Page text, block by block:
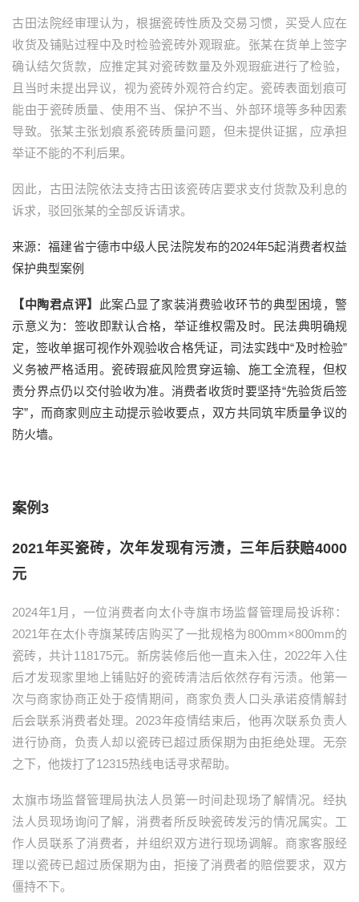
古田法院经审理认为，根据瓷砖性质及交易习惯，买受人应在
收货及铺贴过程中及时检验瓷砖外观瑕疵。张某在货单上签字
确认结欠货款，应推定其对瓷砖数量及外观瑕疵进行了检验，
且当时未提出异议，视为瓷砖外观符合约定。瓷砖表面划痕可
能由于瓷砖质量、使用不当、保护不当、外部环境等多种因素
导致。张某主张划痕系瓷砖质量问题，但未提供证据，应承担
举证不能的不利后果。
因此，古田法院依法支持古田该瓷砖店要求支付货款及利息的
诉求，驳回张某的全部反诉请求。
来源：福建省宁德市中级人民法院发布的2024年5起消费者权益
保护典型案例
【中陶君点评】 此案凸显了家装消费验收环节的典型困境，警
示意义为：签收即默认合格，举证维权需及时。民法典明确规
定，签收单据可视作外观验收合格凭证，司法实践中“及时检验”
义务被严格适用。瓷砖瑕疵风险贯穿运输、施工全流程，但权
责分界点仍以交付验收为准。消费者收货时要坚持“先验货后签
字”，而商家则应主动提示验收要点，双方共同筑牢质量争议的
防火墙。
案例3
2021年买瓷砖，次年发现有污渍，三年后获赔4000
元
2024年1月，一位消费者向太仆寺旗市场监督管理局投诉称：
2021年在太仆寺旗某砖店购买了一批规格为800mm×800mm的
瓷砖，共计118175元。新房装修后他一直未入住，2022年入住
后才发现家里地上铺贴好的瓷砖清洁后依然存有污渍。他第一
次与商家协商正处于疫情期间，商家负责人口头承诺疫情解封
后会联系消费者处理。2023年疫情结束后，他再次联系负责人
进行协商，负责人却以瓷砖已超过质保期为由拒绝处理。无奈
之下，他拨打了12315热线电话寻求帮助。
太旗市场监督管理局执法人员第一时间赴现场了解情况。经执
法人员现场询问了解，消费者所反映瓷砖发污的情况属实。工
作人员联系了消费者，并组织双方进行现场调解。商家客服经
理以瓷砖已超过质保期为由，拒接了消费者的赔偿要求，双方
僵持不下。